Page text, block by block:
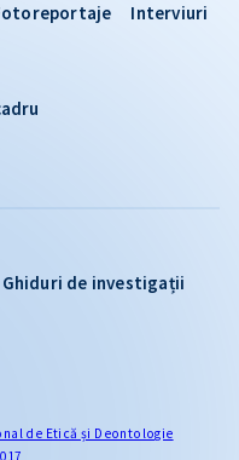
Ghiduri de investigații
Interviuri
de Etică și Deontologie